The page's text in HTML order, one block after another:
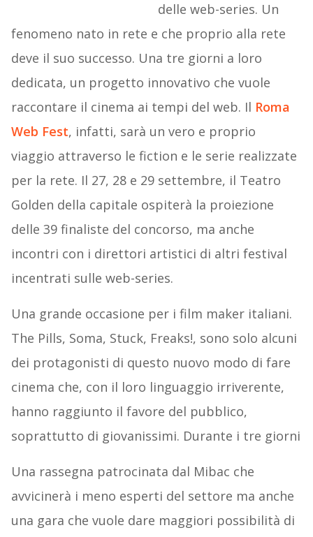
delle web-series. Un
fenomeno nato in rete e che proprio alla rete
deve il suo successo. Una tre giorni a loro
dedicata, un progetto innovativo che vuole
raccontare il cinema ai tempi del web. Il Roma
Web Fest, infatti, sarà un vero e proprio
viaggio attraverso le fiction e le serie realizzate
per la rete. Il 27, 28 e 29 settembre, il Teatro
Golden della capitale ospiterà la proiezione
delle 39 finaliste del concorso, ma anche
incontri con i direttori artistici di altri festival
incentrati sulle web-series.
Una grande occasione per i film maker italiani.
The Pills, Soma, Stuck, Freaks!, sono solo alcuni
dei protagonisti di questo nuovo modo di fare
cinema che, con il loro linguaggio irriverente,
hanno raggiunto il favore del pubblico,
soprattutto di giovanissimi. Durante i tre giorni
Una rassegna patrocinata dal Mibac che
avvicinerà i meno esperti del settore ma anche
una gara che vuole dare maggiori possibilità di